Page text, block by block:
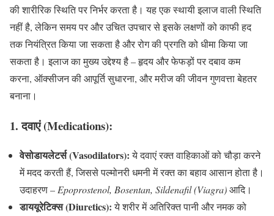
की शारीरिक स्थिति पर निर्भर करता है। यह एक स्थायी इलाज वाली स्थिति
नहीं है, लेकिन समय पर और उचित उपचार से इसके लक्षणों को काफी हद
तक नियंत्रित किया जा सकता है और रोग की प्रगति को धीमा किया जा
सकता है। इलाज का मुख्य उद्देश्य है – हृदय और फेफड़ों पर दबाव कम
करना, ऑक्सीजन की आपूर्ति सुधारना, और मरीज की जीवन गुणवत्ता बेहतर
बनाना।
1.दवाएं (Medications):
वेसोडायलेटर्स (Vasodilators):ये दवाएं रक्त वाहिकाओं को चौड़ा करने
में मदद करती हैं, जिससे पल्मोनरी धमनी में रक्त का बहाव आसान होता है।
उदाहरण –Epoprostenol, Bosentan, Sildenafil (Viagra)आदि।
डाययूरेटिक्स (Diuretics):ये शरीर में अतिरिक्त पानी और नमक को